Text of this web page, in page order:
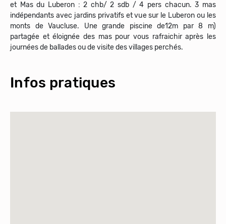
et Mas du Luberon : 2 chb/ 2 sdb / 4 pers chacun. 3 mas
indépendants avec jardins privatifs et vue sur le Luberon ou les
monts de Vaucluse. Une grande piscine de12m par 8 m)
partagée et éloignée des mas pour vous rafraichir après les
Infos pratiques